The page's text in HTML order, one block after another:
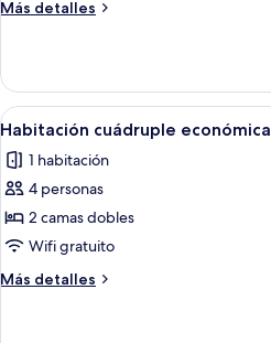
económica
Más detalles
Más
cuádruple
económica
Abrir
todas
las
fotos
de
Habitación
cuádruple
económica
1
Habitación cuádruple económica
1 habitación
4 personas
2 camas dobles
Wifi gratuito
Más detalles
Más